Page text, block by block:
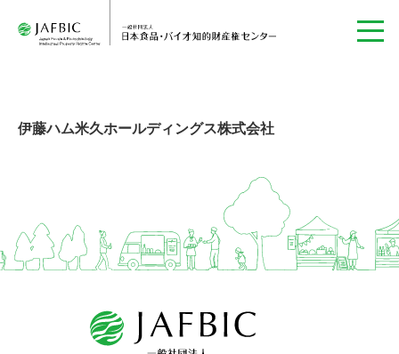
伊藤ハム米久ホールディングス株式会社